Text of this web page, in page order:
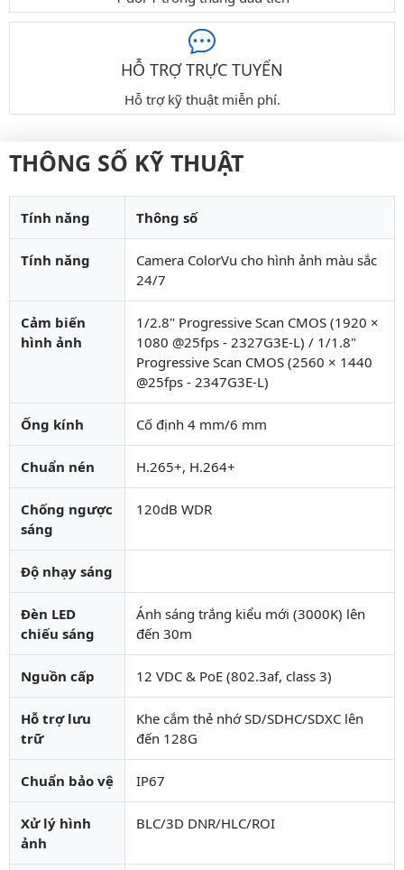
HỖ TRỢ TRỰC TUYẾN
Hỗ trợ kỹ thuật miễn phí.
THÔNG SỐ KỸ THUẬT
Tính năng Thông số
Tính năng
Camera ColorVu cho hình ảnh màu sắc
24/7
Cảm biến
hình ảnh
1/2.8" Progressive Scan CMOS (1920 ×
1080 @25fps - 2327G3E-L) / 1/1.8"
Progressive Scan CMOS (2560 × 1440
@25fps - 2347G3E-L)
Ống kính Cố định 4 mm/6 mm
Chuẩn nén H.265+, H.264+
Chống ngược
sáng
120dB WDR
Độ nhạy sáng
Đèn LED
chiếu sáng
Ánh sáng trắng kiểu mới (3000K) lên
đến 30m
Nguồn cấp 12 VDC & PoE (802.3af, class 3)
Hỗ trợ lưu
trữ
Khe cắm thẻ nhớ SD/SDHC/SDXC lên
đến 128G
Chuẩn bảo vệ IP67
Xử lý hình
ảnh
BLC/3D DNR/HLC/ROI